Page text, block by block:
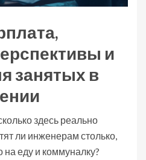
и
занятых в
здесь реально
ли инженерам столько,
на еду и коммуналку?